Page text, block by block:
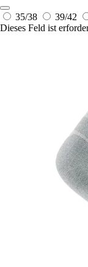
35/38 39/42
Dieses Feld ist